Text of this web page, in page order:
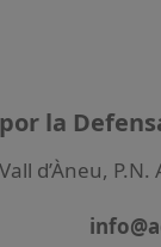
la
Vall d’Àneu,